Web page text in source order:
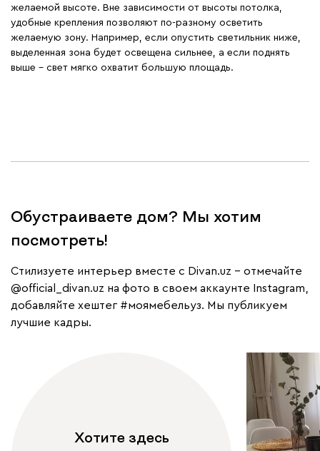
желаемой высоте. Вне зависимости от высоты потолка,
удобные крепления позволяют по-разному осветить
желаемую зону. Например, если опустить светильник ниже,
выделенная зона будет освещена сильнее, а если поднять
выше – свет мягко охватит большую площадь.
Обустраиваете дом? Мы хотим
посмотреть!
Cтилизуете интерьер вместе с Divan.uz – отмечайте
@official_divan.uz на фото в своем аккаунте Instagram,
добавляйте хештег #моямебельуз. Мы публикуем
лучшие кадры.
Хотите здесь